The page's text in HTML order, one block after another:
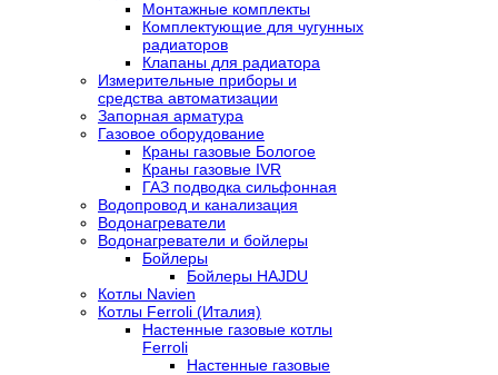
Монтажные комплекты
Комплектующие для чугунных
радиаторов
Клапаны для радиатора
Измерительные приборы и
средства автоматизации
Запорная арматура
Газовое оборудование
Краны газовые Бологое
Краны газовые IVR
ГАЗ подводка сильфонная
Водопровод и канализация
Водонагреватели
Водонагреватели и бойлеры
Бойлеры
Бойлеры HAJDU
Котлы Navien
Котлы Ferroli (Италия)
Настенные газовые котлы
Ferroli
Настенные газовые